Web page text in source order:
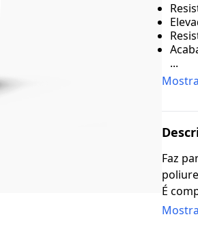
...
Faz
poliuretano bi-componente pré-
É composto por
50